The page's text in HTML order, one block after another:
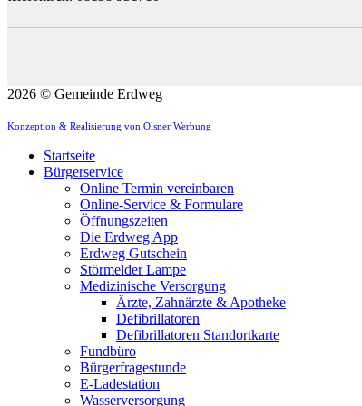
2026 © Gemeinde Erdweg
Konzeption & Realisierung von Ölsner Werbung
Startseite
Bürgerservice
Online Termin vereinbaren
Online-Service & Formulare
Öffnungszeiten
Die Erdweg App
Erdweg Gutschein
Störmelder Lampe
Medizinische Versorgung
Ärzte, Zahnärzte & Apotheke
Defibrillatoren
Defibrillatoren Standortkarte
Fundbüro
Bürgerfragestunde
E-Ladestation
Wasserversorgung